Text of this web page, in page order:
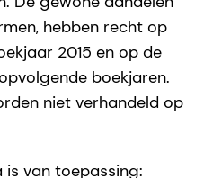
hebben recht op
2015 en op de
boekjaren.
niet verhandeld op
van toepassing: